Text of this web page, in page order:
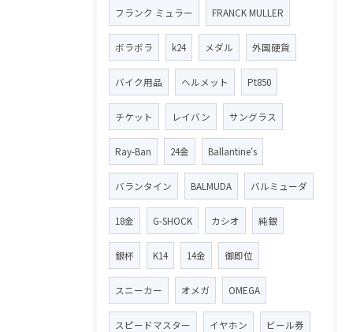
フランク ミュラー FRANCK MULLER
ボラボラ k24 メダル 外国硬貨
バイク用品 ヘルメット Pt850
チケット レイバン サングラス
Ray-Ban 24金 Ballantine′s
バランタイン BALMUDA バルミューダ
18金 G-SHOCK カシオ 純銀
銀杯 K14 14金 御即位
スニーカー オメガ OMEGA
スピードマスター イヤホン ビール券